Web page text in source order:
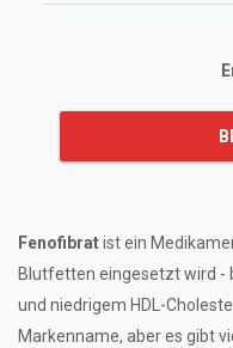
Fenofibratist ein
Blutfetten eingesetzt wird -
und niedrigem HDL-
Markenname, aber es gibt